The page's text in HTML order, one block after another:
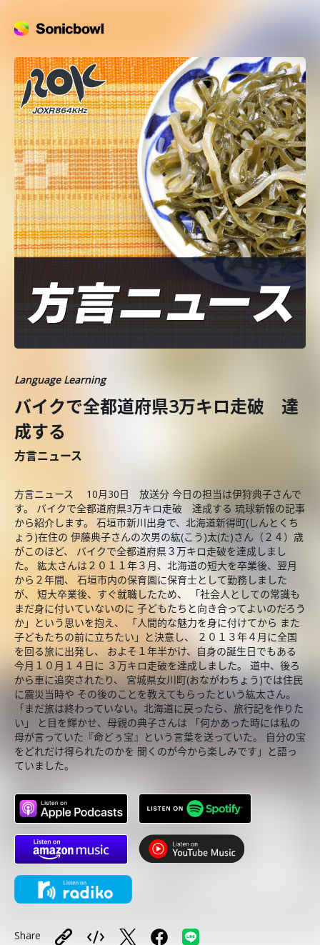
Language Learning
バイクで全都道府県3万キロ走破 達
成する
方言ニュース
方言ニュース 10月30日 放送分 今日の担当は伊狩典子さんで
す。 バイクで全都道府県3万キロ走破 達成する 琉球新報の記事
から紹介します。 石垣市新川出身で、北海道新得町(しんとくち
ょう)在住の 伊藤典子さんの次男の紘(こう)太(た)さん（２４）歳
がこのほど、 バイクで全都道府県３万キロ走破を達成しまし
た。 紘太さんは２０１１年３月、北海道の短大を卒業後、翌月
から２年間、 石垣市内の保育園に保育士として勤務しました
が、 短大卒業後、すぐ就職したため、 「社会人としての常識も
まだ身に付いていないのに 子どもたちと向き合ってよいのだろう
か」という思いを抱え、 「人間的な魅力を身に付けてから また
子どもたちの前に立ちたい」と決意し、 ２０１３年４月に全国
を回る旅に出発し、 およそ１年半かけ、自身の誕生日でもある
今月１０月１４日に ３万キロ走破を達成しました。 道中、後ろ
から車に追突されたり、 宮城県女川町(おながわちょう)では住民
に震災当時や その後のことを教えてもらったという紘太さん。
「まだ旅は終わっていない。北海道に戻ったら、旅行記を作りた
い」 と目を輝かせ、母親の典子さんは 「何かあった時には私の
母が言っていた『命どぅ宝』という言葉を送っていた。 自分の宝
をどれだけ得られたのかを 聞くのが今から楽しみです」と語っ
ていました。
Share